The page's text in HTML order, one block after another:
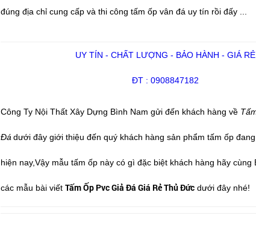
đúng địa chỉ cung cấp và thi công tấm ốp vân đá uy tín rồi đấy ...
UY TÍN - CHẤT LƯỢNG - BẢO HÀNH - GIÁ RẺ
ĐT : 0908847182
Công Ty Nội Thất Xây Dựng Bình Nam gửi đến khách hàng về
Đá dưới đây giới thiệu đến quý khách hàng sản phẩm tấm ốp
hiện nay,Vậy mẫu tấm ốp này có gì đặc biệt khách hàng hãy cùng
các mẫu bài viết Tấm Ốp Pvc Giả Đá Giá Rẻ Thủ Đứcdưới đây nhé!